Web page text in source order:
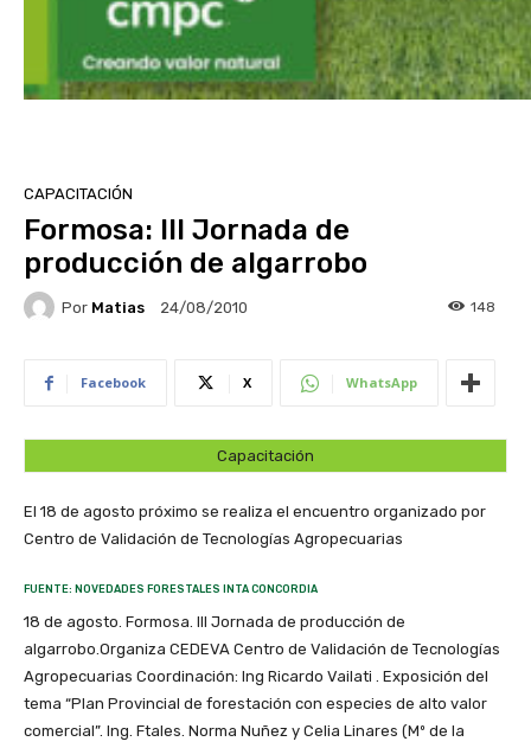
CAPACITACIÓN
Formosa: III Jornada de
producción de algarrobo
Por Matias 24/08/2010 148
Facebook X WhatsApp
Capacitación
El 18 de agosto próximo se realiza el encuentro organizado por
Centro de Validación de Tecnologías Agropecuarias
FUENTE: NOVEDADES FORESTALES INTA CONCORDIA
18 de agosto. Formosa. III Jornada de producción de
algarrobo.Organiza CEDEVA Centro de Validación de Tecnologías
Agropecuarias Coordinación: Ing Ricardo Vailati . Exposición del
tema “Plan Provincial de forestación con especies de alto valor
comercial”. Ing. Ftales. Norma Nuñez y Celia Linares (Mº de la